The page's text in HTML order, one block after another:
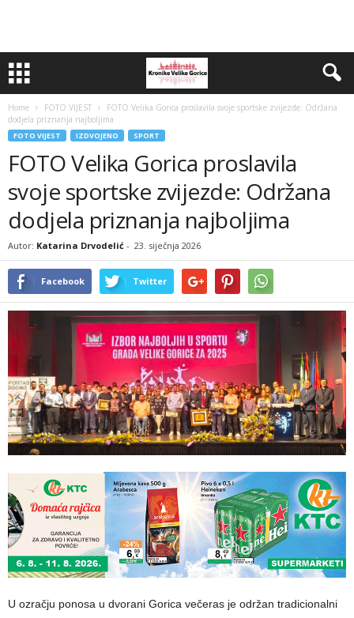
Home FOTO VIJEST
FOTO Velika Gorica proslavila svoje sportske zvijezde: Održana
dodjela priznanja najboljima
FOTO VIJEST IZDVOJENO SPORT
FOTO Velika Gorica proslavila
svoje sportske zvijezde: Održana
dodjela priznanja najboljima
Autor: Katarina Drvodelić - 23. siječnja 2026
Facebook Twitter
U ozračju ponosa u dvorani Gorica večeras je održan tradicionalni